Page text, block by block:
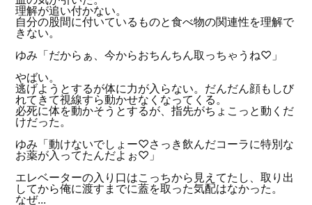
理解が追い付かない。
自分の股間に付いているものと食べ物の関連性を理解で
きない。
ゆみ「だからぁ、今からおちんちん取っちゃうね♡」
やばい。
逃げようとするが体に力が入らない。だんだん顔もしび
れてきて視線すら動かせなくなってくる。
必死に体を動かそうとするが、指先がちょこっと動くだ
けだった。
ゆみ「動けないでしょー♡さっき飲んだコーラに特別な
お薬が入ってたんだよぉ♡」
エレベーターの入り口はこっちから見えてたし、取り出
してから俺に渡すまでに蓋を取った気配はなかった。
なぜ...